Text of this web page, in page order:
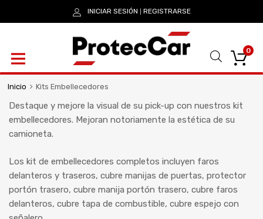
INICIAR SESIÓN REGISTRARSE
0
Inicio Kits Embellecedores
Destaque y mejore la visual de su pick-up con nuestros kit
embellecedores. Mejoran notoriamente la estética de su
camioneta.
Los kit de embellecedores completos incluyen faros
delanteros y traseros, cubre manijas de puertas, protector
portón trasero, cubre manija portón trasero, cubre faros
delanteros, cubre tapa de combustible, cubre espejo con